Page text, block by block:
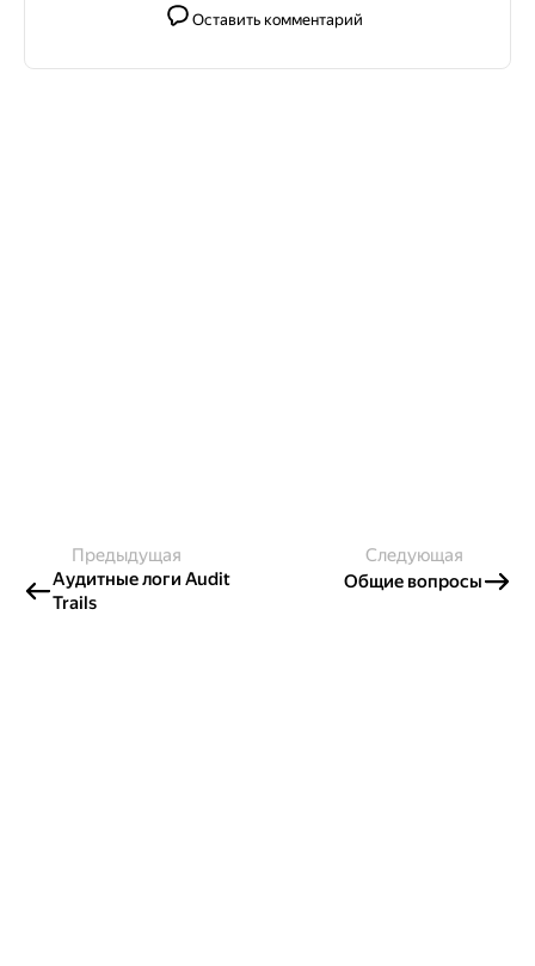
Оставить комментарий
Предыдущая
Аудитные логи Audit
Trails
Следующая
Общие вопросы